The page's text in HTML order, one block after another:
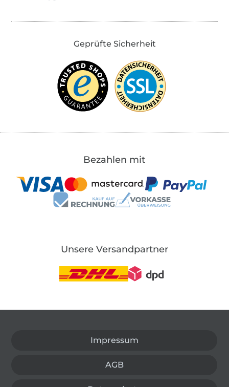
Geprüfte Sicherheit
Bezahlen mit
Unsere Versandpartner
Impressum
AGB